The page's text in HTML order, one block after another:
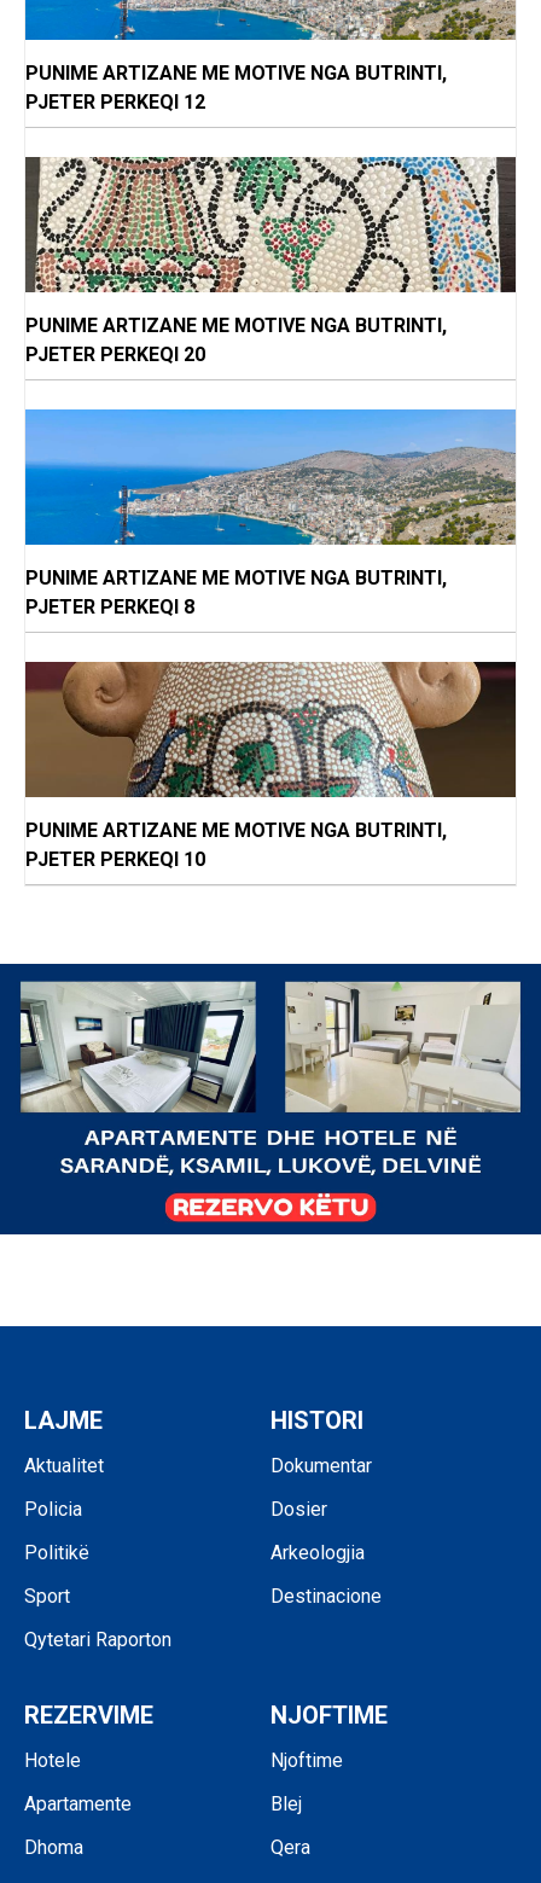
PUNIME ARTIZANE ME MOTIVE NGA BUTRINTI,
PJETER PERKEQI 12
PUNIME ARTIZANE ME MOTIVE NGA BUTRINTI,
PJETER PERKEQI 20
PUNIME ARTIZANE ME MOTIVE NGA BUTRINTI,
PJETER PERKEQI 8
PUNIME ARTIZANE ME MOTIVE NGA BUTRINTI,
PJETER PERKEQI 10
LAJME
Aktualitet
Policia
Politikë
Sport
Qytetari Raporton
HISTORI
Dokumentar
Dosier
Arkeologjia
Destinacione
REZERVIME
Hotele
Apartamente
Dhoma
NJOFTIME
Njoftime
Blej
Qera